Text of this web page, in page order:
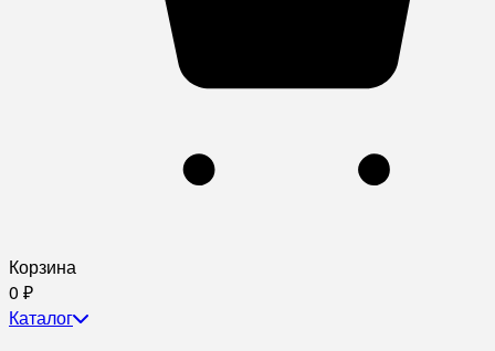
Корзина
0 ₽
Каталог